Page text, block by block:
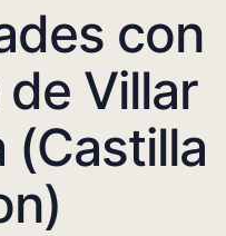
con
Villar
(Castilla